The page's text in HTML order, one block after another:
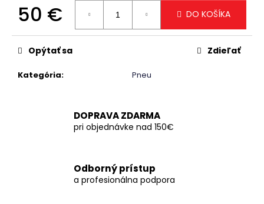
50 €
cena:
DO KOŠÍKA
Kategória: Pneu
Opýtať sa Zdieľať
DOPRAVA ZDARMA
pri objednávke nad 150€
Odborný prístup
a profesionálna podpora
O
d
o